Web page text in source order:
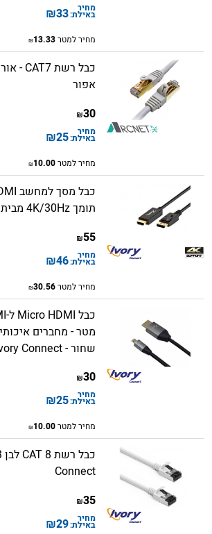
מחיר
באילת:33
₪
מחיר למטר13.33
₪
אפור
30
₪
מחיר
באילת:25
₪
מחיר למטר10.00
₪
תומך 4K/30Hz מבית Ivory Connect
55
₪
מחיר
באילת:46
₪
מחיר למטר30.56
₪
מטר - מחברים
שחור - Ivory Connect
30
₪
מחיר
באילת:25
₪
מחיר למטר10.00
₪
Connect
35
₪
מחיר
באילת:29
₪